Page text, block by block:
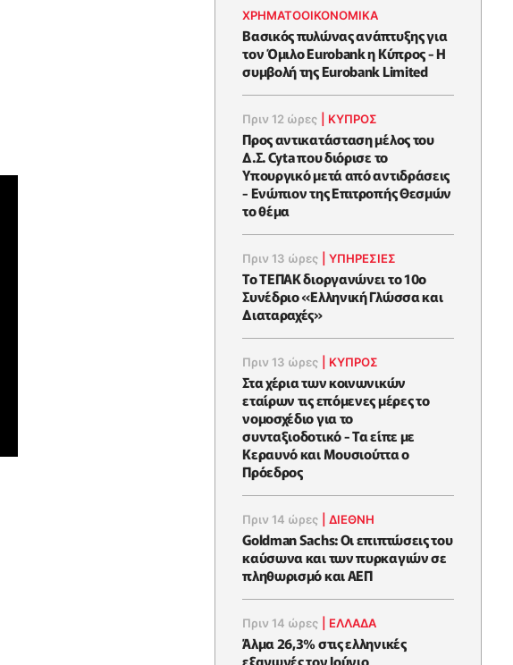
ΧΡΗΜΑΤΟΟΙΚΟΝΟΜΙΚΆ
Βασικός πυλώνας ανάπτυξης για
τον Όμιλο Eurobank η Κύπρος - Η
συμβολή της Eurobank Limited
Πριν 12 ώρες ΚΥΠΡΟΣ
Προς αντικατάσταση μέλος του
Δ.Σ. Cyta που διόρισε το
Υπουργικό μετά από αντιδράσεις
- Ενώπιον της Επιτροπής Θεσμών
το θέμα
Πριν 13 ώρες |ΥΠΗΡΕΣΙΕΣ
Το ΤΕΠΑΚ διοργανώνει το 10ο
Συνέδριο «Ελληνική Γλώσσα και
Διαταραχές»
Πριν 13 ώρες ΚΥΠΡΟΣ
Στα χέρια των κοινωνικών
εταίρων τις επόμενες μέρες το
νομοσχέδιο για το
συνταξιοδοτικό - Τα είπε με
Κεραυνό και Μουσιούττα ο
Πρόεδρος
Πριν 14 ώρες |ΔΙΕΘΝΗ
Goldman Sachs: Οι επιπτώσεις του
καύσωνα και των πυρκαγιών σε
πληθωρισμό και ΑΕΠ
Πριν 14 ώρες ΕΛΛΆΔΑ
Άλμα 26,3% στις ελληνικές
εξαγωγές τον Ιούνιο